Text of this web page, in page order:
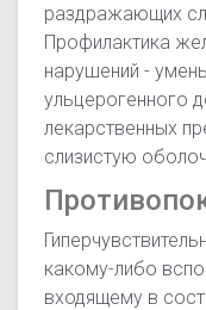
раздражающих
Профилактика
нарушений -
ульцерогенного
лекарственных
слизистую
какому-либо
входящему в